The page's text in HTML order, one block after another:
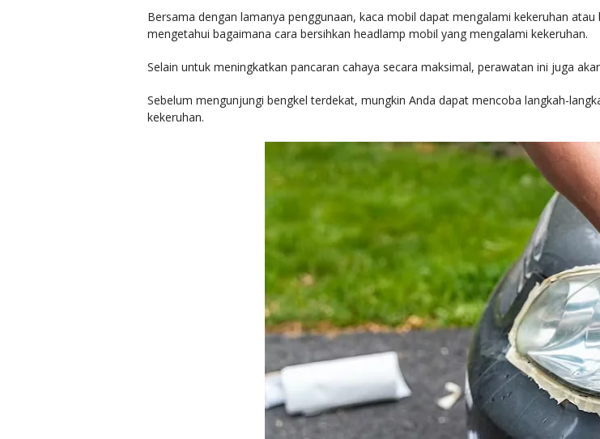
Bersama dengan lamanya penggunaan, kaca mobil dapat mengalami kekeruhan
mengetahui bagaimana cara bersihkan headlamp mobil yang mengalami kekeruhan.
Selain untuk meningkatkan pancaran cahaya secara maksimal, perawatan ini juga
Sebelum mengunjungi bengkel terdekat, mungkin Anda dapat mencoba langkah-
kekeruhan.